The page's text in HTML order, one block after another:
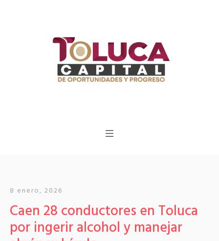
8 enero, 2026
Caen 28 conductores en Toluca
por ingerir alcohol y manejar